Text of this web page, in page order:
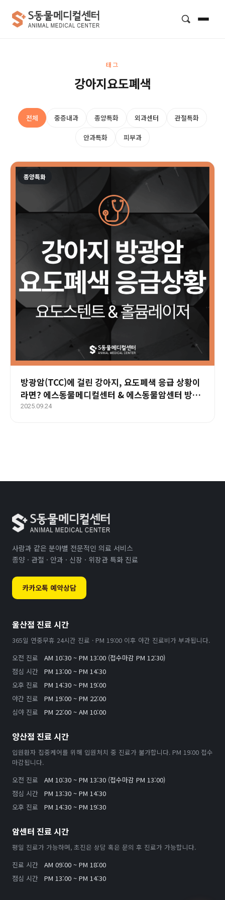
태그
강아지요도폐색
전체 중증내과 종양특화 외과센터 관절특화
안과특화 피부과
종양특화
방광암(TCC)에 걸린 강아지, 요도폐색 응급 상황이
라면? 에스동물메디컬센터 & 에스동물암센터 방광
암클리닉
2025.09.24
사람과 같은 분야별 전문적인 의료 서비스
종양 · 관절 · 안과 · 신장 · 위장관 특화 진료
카카오톡 예약상담
울산점 진료 시간
365일 연중무휴 24시간 진료 · PM 19:00 이후 야간 진료비가 부과됩니다.
오전 진료
AM 10:30 ~ PM 13:00 (접수마감 PM 12:30)
점심 시간
PM 13:00 ~ PM 14:30
오후 진료
PM 14:30 ~ PM 19:00
야간 진료
PM 19:00 ~ PM 22:00
심야 진료
PM 22:00 ~ AM 10:00
양산점 진료 시간
입원환자 집중케어를 위해 입원처치 중 진료가 불가합니다. PM 19:00 접수
마감됩니다.
오전 진료
AM 10:30 ~ PM 13:30 (접수마감 PM 13:00)
점심 시간
PM 13:30 ~ PM 14:30
오후 진료
PM 14:30 ~ PM 19:30
암센터 진료 시간
평일 진료가 가능하며, 초진은 상담 혹은 문의 후 진료가 가능합니다.
진료 시간
AM 09:00 ~ PM 18:00
점심 시간
PM 13:00 ~ PM 14:30